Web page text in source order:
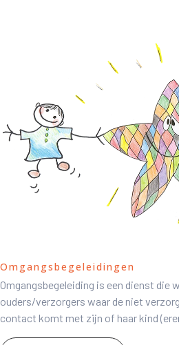
Omgangsbegeleidingen
Omgangsbegeleiding is een dienst die
ouders/verzorgers waar de niet
contact komt met zijn of haar kind